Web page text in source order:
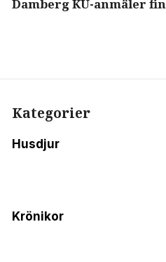
Damberg KU-anmäler
Kategorier
Husdjur
Krönikor